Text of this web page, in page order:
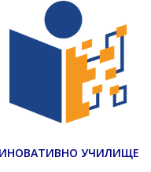
ИНОВАТИВНО УЧИЛИЩЕ